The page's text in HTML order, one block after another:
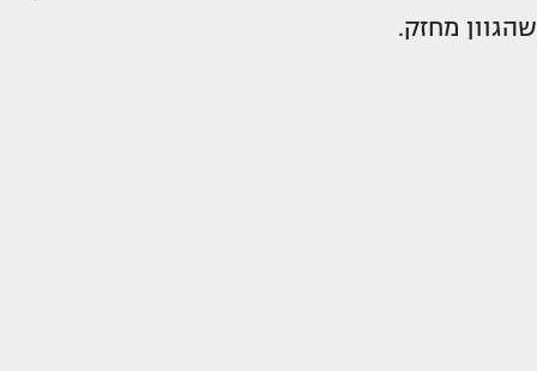
שהגוון מחזק.